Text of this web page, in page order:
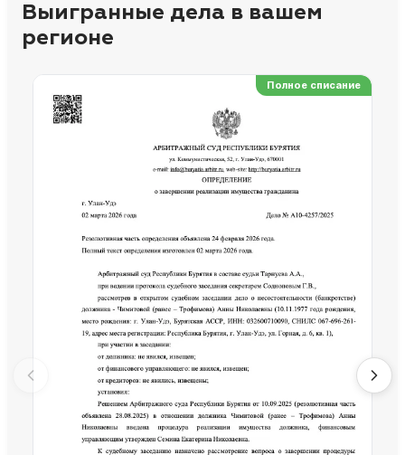
Выигранные дела в вашем
регионе
Полное списание